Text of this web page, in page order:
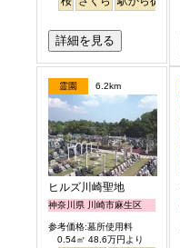
詳細を見る
霊園 6.2km
ヒルズ川崎聖地
神奈川県 川崎市麻生区
参考価格:墓所使用料
0.54㎡ 48.6万円より